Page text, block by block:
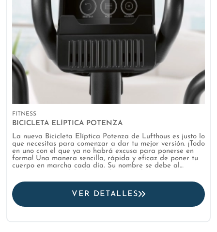
FITNESS
BICICLETA ELÍPTICA POTENZA
La nueva Bicicleta Elíptica Potenza de Lufthous es justo lo
que necesitas para comenzar a dar tu mejor versión. ¡Todo
en uno con el que ya no habrá excusa para ponerse en
forma! Una manera sencilla, rápida y eficaz de poner tu
cuerpo en marcha cada día. Su nombre se debe al
parecido al de subir escaleras. Un ejercicio de lo más
completo a nivel aeróbico. Con una sola máquina podrás
ejercitar brazos, torso, glúteos, piernas…
VER DETALLES